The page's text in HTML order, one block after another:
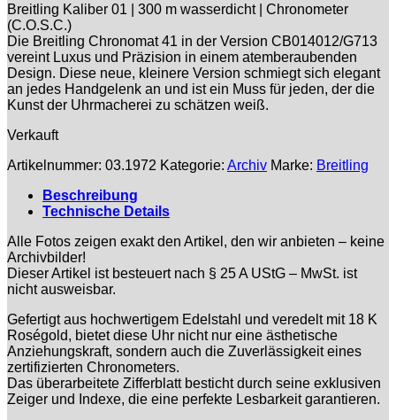
Breitling Kaliber 01 | 300 m wasserdicht | Chronometer
(C.O.S.C.)
Die Breitling Chronomat 41 in der Version CB014012/G713
vereint Luxus und Präzision in einem atemberaubenden
Design. Diese neue, kleinere Version schmiegt sich elegant
an jedes Handgelenk an und ist ein Muss für jeden, der die
Kunst der Uhrmacherei zu schätzen weiß.
Verkauft
Artikelnummer: 03.1972 Kategorie: Archiv Marke: Breitling
Beschreibung
Technische Details
Alle Fotos zeigen exakt den Artikel, den wir anbieten – keine
Archivbilder!
Dieser Artikel ist besteuert nach § 25 A UStG – MwSt. ist
nicht ausweisbar.
Gefertigt aus hochwertigem Edelstahl und veredelt mit 18 K
Roségold, bietet diese Uhr nicht nur eine ästhetische
Anziehungskraft, sondern auch die Zuverlässigkeit eines
zertifizierten Chronometers.
Das überarbeitete Zifferblatt besticht durch seine exklusiven
Zeiger und Indexe, die eine perfekte Lesbarkeit garantieren.